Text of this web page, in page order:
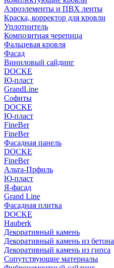
Аэроэлементы и ПВХ ленты
Краска, корректор для кровли
Уплотнитель
Композитная черепица
Фальцевая кровля
Фасад
Виниловый сайдинг
DOCKE
Ю-пласт
GrandLine
Софиты
DOCKE
Ю-пласт
FineBer
FineBer
Фасадная панель
DOCKE
FineBer
Альта-Прфиль
Ю-пласт
Я-фасад
Grand Line
Фасадная плитка
DOCKE
Hauberk
Декоративный камень
Декоративный камень из бетона
Декоративный камень из гипса
Сопутствующие материалы